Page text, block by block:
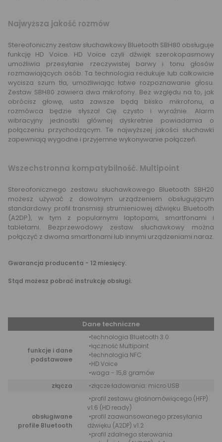
Najwyższa jakość rozmów
Stereofoniczny zestaw słuchawkowy Bluetooth SBH80 obsługuje
funkcję HD Voice. HD Voice czyli dźwięk szerokopasmowy
umożliwia przesyłanie rzeczywistej barwy i tonu głosów
rozmawiających osób. Ta technologia redukuje lub całkowicie
wycisza szum tła, umożliwiając łatwe rozpoznawanie głosu.
Zestaw SBH80 zawiera dwa mikrofony. Bez względu na to, jak
obrócisz głowę, usta zawsze będą blisko mikrofonu, a
rozmówca będzie słyszał Cię czysto i wyraźnie. Alarm
wibracyjny jednostki głównej dyskretnie powiadamia o
połączeniu przychodzącym. Te najwyższej jakości słuchawki
zapewniają wygodne i przyjemne wykonywanie połączeń.
Wszechstronna kompatybilność. Multipoint
Stereofonicznego zestawu słuchawkowego Bluetooth SBH20
możesz używać z dowolnym urządzeniem obsługującym
standardowy profil transmisji strumieniowej dźwięku Bluetooth
(A2DP), w tym z popularnymi laptopami, smartfonami i
tabletami. Bezprzewodowy zestaw słuchawkowy można
połączyć z dwoma smartfonami lub innymi urządzeniami naraz.
Gwarancja producenta - 12 miesięcy.
Stąd możesz pobrać instrukcję obsługi.
Dane techniczne
funkcje i dane
podstawowe
•technologia Bluetooth 3.0
•łączność Multipoint
•technologia NFC
•HD Voice
•waga - 15,8 gramów
złącza
•złącze ładowania: micro USB
obsługiwane
profile Bluetooth
•profil zestawu głośnomówiącego (HFP)
v1.6 (HD ready)
•profil zaawansowanego przesyłania
dźwięku (A2DP) v1.2
•profil zdalnego sterowania